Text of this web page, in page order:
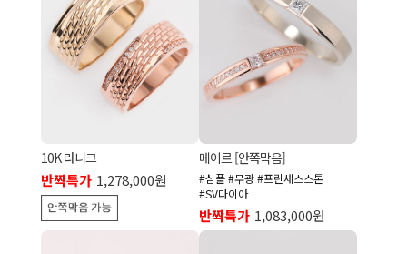
10K 라니크
반짝특가 1,278,000원
메이르 [안쪽막음]
#심플 #무광 #프린세스스톤
#SV다이아
반짝특가 1,083,000원